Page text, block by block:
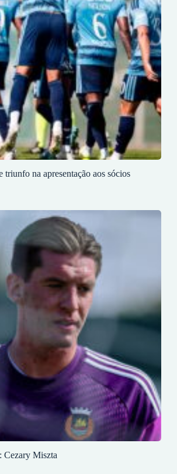
triunfo na apresentação aos sócios
Cezary Miszta